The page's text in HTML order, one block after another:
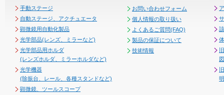
手動ステージ
自動ステージ、アクチュエータ
顕微鏡用自動化製品
光学部品(レンズ、ミラーなど)
光学部品用ホルダ
(レンズホルダ、ミラーホルダなど)
光学機器
(除振台、レール、各種スタンドなど)
顕微鏡、ツールスコープ
お問い合わせフォーム
個人情報の取り扱い
よくあるご質問(FAQ)
製品の保証について
技術情報